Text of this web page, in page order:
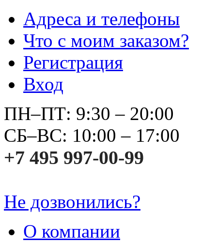
Адреса и телефоны
Что с моим заказом?
Регистрация
Вход
ПН–ПТ: 9:30 – 20:00
СБ–ВС: 10:00 – 17:00
+7 495 997-00-99
Не дозвонились?
О компании